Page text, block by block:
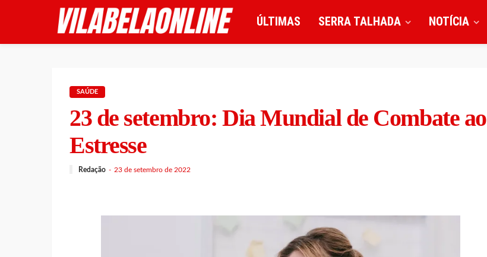
ÚLTIMAS SERRA TALHADA NOTÍCIA
SAÚDE
23 de setembro: Dia Mundial de Combate ao
Estresse
Redação 23 de setembro de 2022